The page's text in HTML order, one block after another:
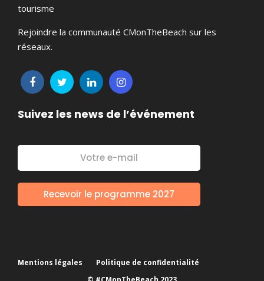
tourisme
Rejoindre la communauté CMonTheBeach sur les
réseaux.
Suivez les news de l’événement
Mentions légales
Politique de confidentialité